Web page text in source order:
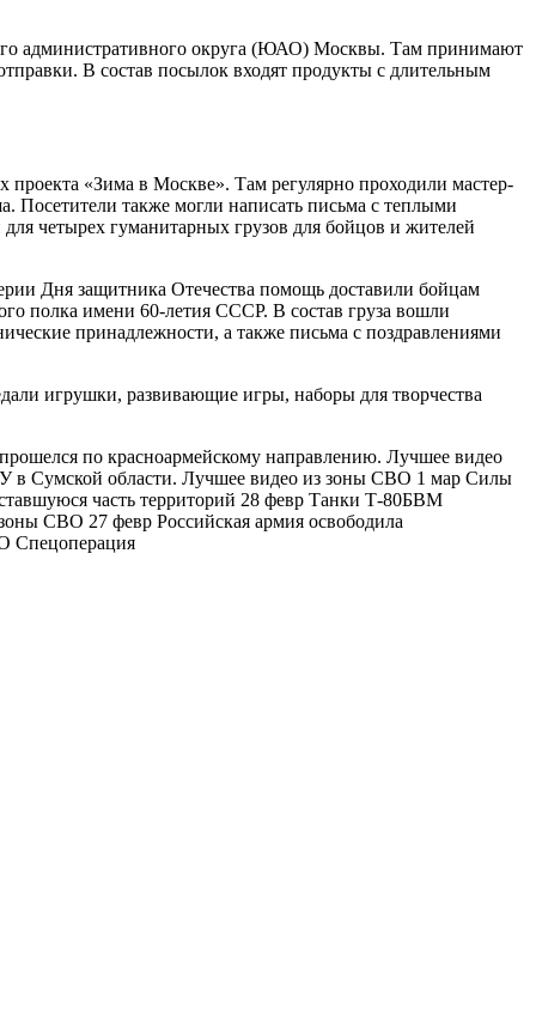
административного округа (ЮАО) Москвы. Там принимают
В состав посылок входят продукты с длительным
«Зима в Москве». Там регулярно проходили мастер-
Посетители также могли написать письма с теплыми
четырех гуманитарных грузов для бойцов и жителей
Дня защитника Отечества помощь доставили бойцам
полка имени 60-летия СССР. В состав груза вошли
принадлежности, а также письма с поздравлениями
игрушки, развивающие игры, наборы для творчества
по красноармейскому направлению. Лучшее видео
в Сумской области. Лучшее видео из зоны СВО 1 мар Силы
часть территорий 28 февр Танки Т-80БВМ
СВО 27 февр Российская армия освободила
Спецоперация